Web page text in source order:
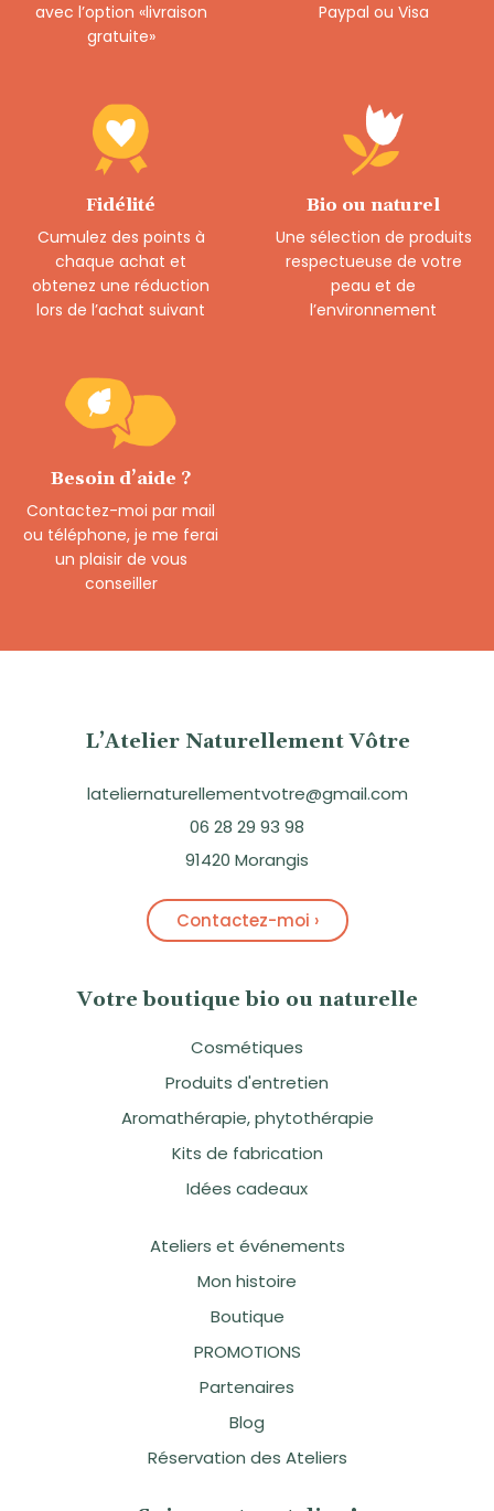
avec l’option «livraison
gratuite»
Paypal ou Visa
Fidélité
Cumulez des points à
chaque achat et
obtenez une réduction
lors de l’achat suivant
Bio ou naturel
Une sélection de produits
respectueuse de votre
peau et de
l’environnement
Besoin d’aide ?
Contactez-moi par mail
ou téléphone, je me ferai
un plaisir de vous
conseiller
L’Atelier Naturellement Vôtre
lateliernaturellementvotre@gmail.com
06 28 29 93 98
91420 Morangis
Contactez-moi ›
Votre boutique bio ou naturelle
Cosmétiques
Produits d'entretien
Aromathérapie, phytothérapie
Kits de fabrication
Idées cadeaux
Ateliers et événements
Mon histoire
Boutique
PROMOTIONS
Partenaires
Blog
Réservation des Ateliers